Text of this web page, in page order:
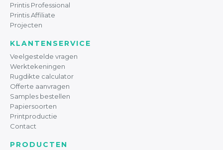
Printis Professional
Printis Affiliate
Projecten
KLANTENSERVICE
Veelgestelde vragen
Werktekeningen
Rugdikte calculator
Offerte aanvragen
Samples bestellen
Papiersoorten
Printproductie
Contact
PRODUCTEN